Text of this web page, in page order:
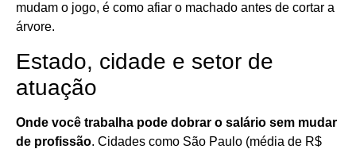
mudam o jogo, é como afiar o machado antes de cortar a
árvore.
Estado, cidade e setor de
atuação
Onde você trabalha pode dobrar o salário sem mudar
de profissão. Cidades como São Paulo (média de R$